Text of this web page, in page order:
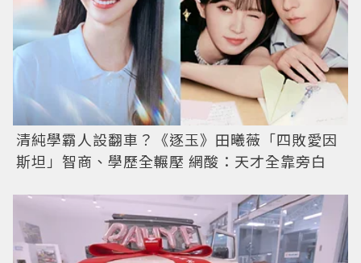
清純學霸人設翻車？《逐玉》田曦薇「四敗愛因
斯坦」智商、學歷全輾壓 網酸：天才全靠旁白